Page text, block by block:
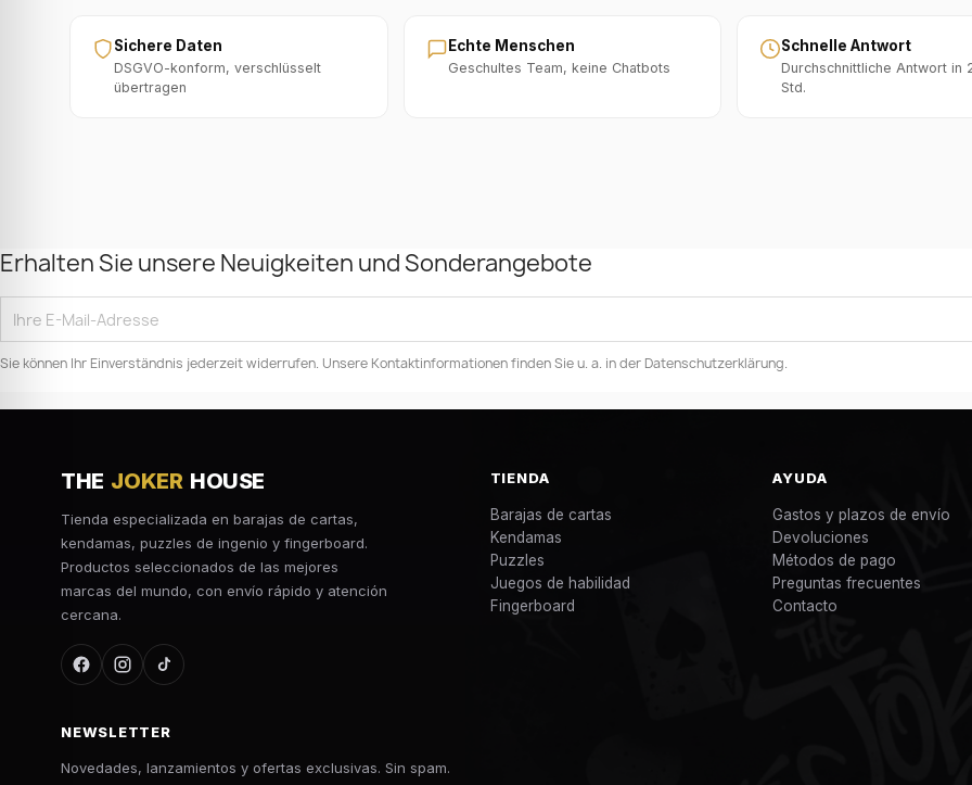
Sichere Daten
DSGVO-konform, verschlüsselt
übertragen
Echte Menschen
Geschultes Team, keine Chatbots
Schnelle Antwort
Durchschnittliche Antwort in
Std.
Erhalten Sie unsere Neuigkeiten und Sonderangebote
Sie können Ihr Einverständnis jederzeit widerrufen. Unsere Kontaktinformationen finden Sie u. a. in der Datenschutzerklärung.
THE JOKER HOUSE
Tienda especializada en barajas de cartas,
kendamas, puzzles de ingenio y fingerboard.
Productos seleccionados de las mejores
marcas del mundo, con envío rápido y atención
cercana.
TIENDA
Barajas de cartas
Kendamas
Puzzles
Juegos de habilidad
Fingerboard
AYUDA
Gastos y plazos de envío
Devoluciones
Métodos de pago
Preguntas frecuentes
Contacto
NEWSLETTER
Novedades, lanzamientos y ofertas exclusivas. Sin spam.